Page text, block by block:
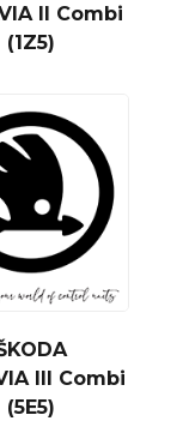
II Combi
(1Z5)
III Combi
(5E5)